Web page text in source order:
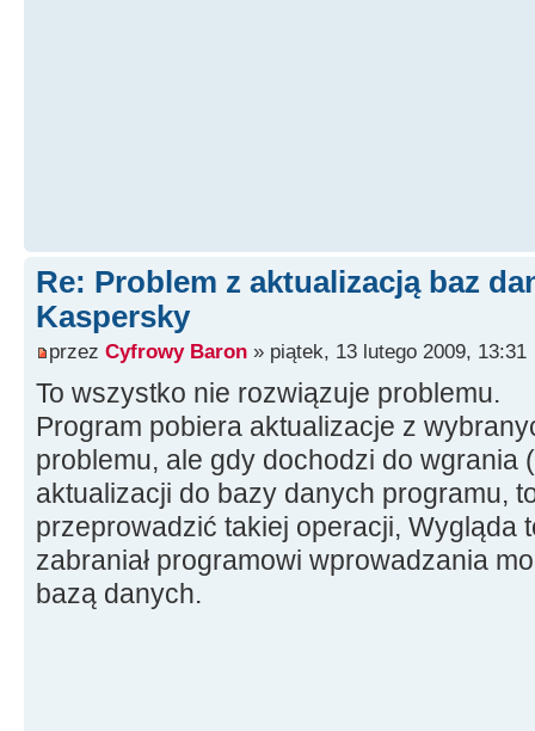
Re: Problem z aktualizacją baz
Kaspersky
przez Cyfrowy Baron » piątek, 13 lutego 2009, 13:31
To wszystko nie rozwiązuje problemu.
Program pobiera aktualizacje z
problemu, ale gdy dochodzi do wgrania
aktualizacji do bazy danych programu,
przeprowadzić takiej operacji, Wygląda
zabraniał programowi wprowadzania
bazą danych.